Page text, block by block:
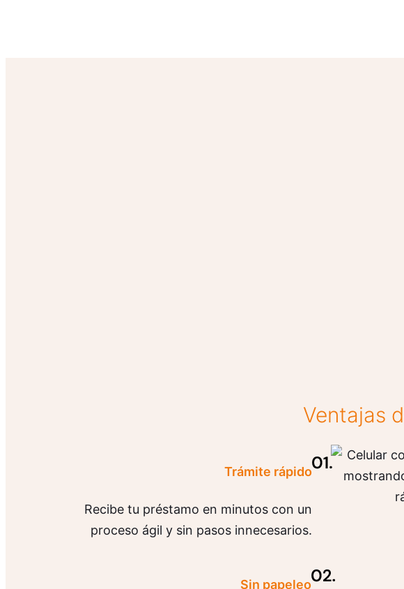
Ventajas
Trámite rápido
Recibe tu préstamo en minutos con un
proceso ágil y sin pasos innecesarios.
Sin papeleo